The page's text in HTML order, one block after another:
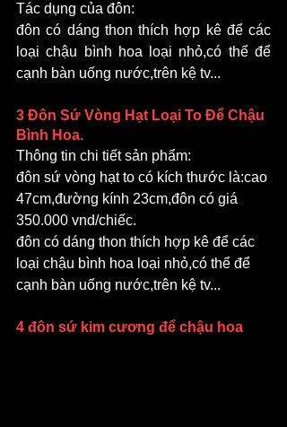
Tác dụng của đôn:
đôn có dáng thon thích hợp kê để các
loại chậu bình hoa loại nhỏ,có thể để
cạnh bàn uống nước,trên kệ tv...
3 Đôn Sứ Vòng Hạt Loại To Để Chậu
Bình Hoa.
Thông tin chi tiết sản phẩm:
đôn sứ vòng hạt to có kích thước là:cao
47cm,đường kính 23cm,đôn có giá
350.000 vnd/chiếc.
đôn có dáng thon thích hợp kê để các
loại chậu bình hoa loại nhỏ,có thể để
cạnh bàn uống nước,trên kệ tv...
4 đôn sứ kim cương để chậu hoa